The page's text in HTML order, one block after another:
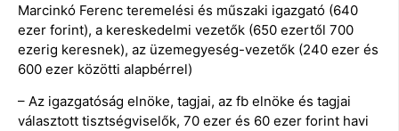
Marcinkó Ferenc teremelési és műszaki igazgató (640
ezer forint), a kereskedelmi vezetők (650 ezertől 700
ezerig keresnek), az üzemegyeség-vezetők (240 ezer és
600 ezer közötti alapbérrel)
– Az igazgatóság elnöke, tagjai, az fb elnöke és tagjai
választott tisztségviselők, 70 ezer és 60 ezer forint havi